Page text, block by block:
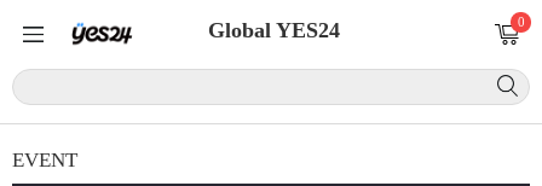
Global YES24 0
EVENT